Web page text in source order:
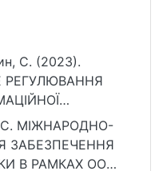
C. (2023).
РЕГУЛЮВАННЯ
університету
науки,
C. МІЖНАРОДНО-
ЗАБЕЗПЕЧЕННЯ